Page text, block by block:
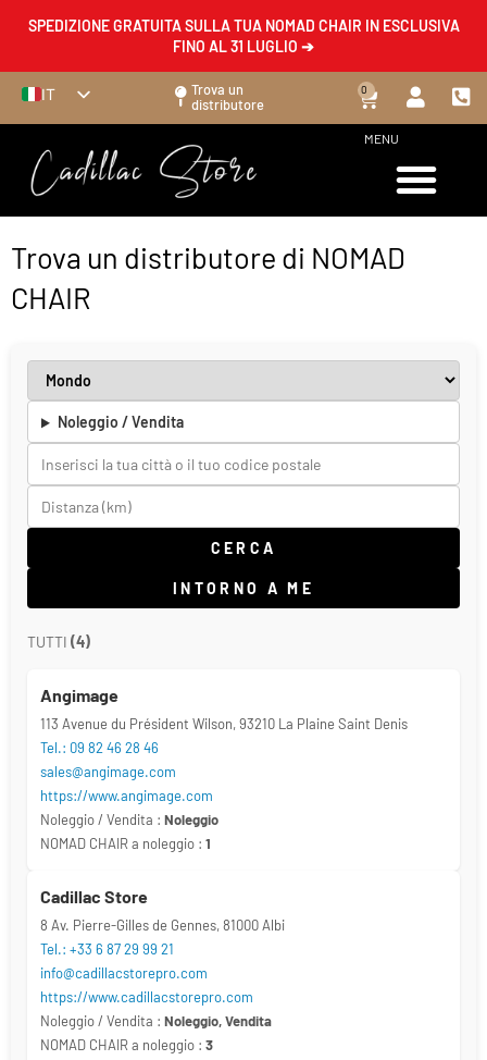
SPEDIZIONE GRATUITA SULLA TUA NOMAD CHAIR IN ESCLUSIVA
FINO AL 31 LUGLIO ➔
IT
FR
EN
ES
Trova un
distributore
0
MENU
Trova un distributore di NOMAD
CHAIR
Noleggio / Vendita
CERCA
INTORNO A ME
TUTTI (4)
Angimage
113 Avenue du Président Wilson, 93210 La Plaine Saint Denis
Tel.: 09 82 46 28 46
sales@angimage.com
https://www.angimage.com
Noleggio / Vendita : Noleggio
NOMAD CHAIR a noleggio : 1
Cadillac Store
8 Av. Pierre-Gilles de Gennes, 81000 Albi
Tel.: +33 6 87 29 99 21
info@cadillacstorepro.com
https://www.cadillacstorepro.com
Noleggio / Vendita : Noleggio, Vendita
NOMAD CHAIR a noleggio : 3